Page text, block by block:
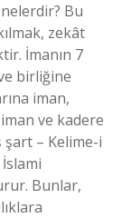
Bu
zekât
İmanın 7
birliğine
iman,
ve kadere
şart – Kelime-i
Bunlar,